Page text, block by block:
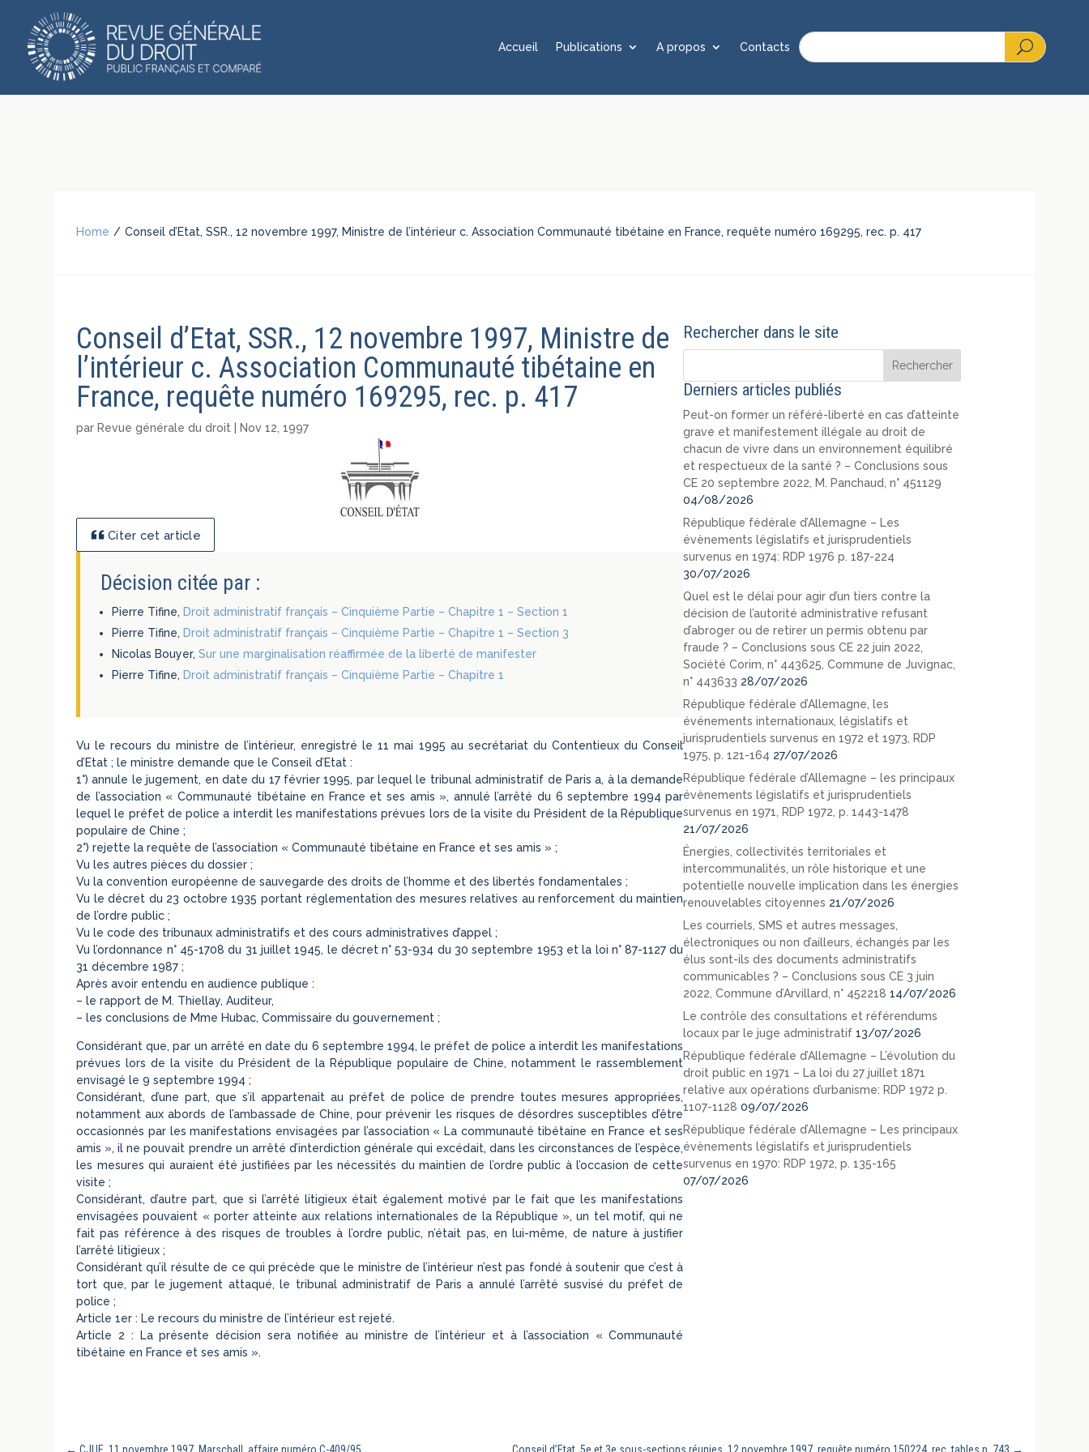
Accueil Publications A propos Contacts
Home / Conseil d’Etat, SSR., 12 novembre 1997, Ministre de l’intérieur c. Association Communauté tibétaine en France, requête numéro 169295, rec. p. 417
Conseil d’Etat, SSR., 12 novembre 1997, Ministre de
l’intérieur c. Association Communauté tibétaine en
France, requête numéro 169295, rec. p. 417
par Revue générale du droit Nov 12, 1997
Citer cet article
Décision citée par :
Pierre Tifine, Droit administratif français – Cinquième Partie – Chapitre 1 – Section 1
Pierre Tifine, Droit administratif français – Cinquième Partie – Chapitre 1 – Section 3
Nicolas Bouyer,Sur une marginalisation réaffirmée de la liberté de manifester
Pierre Tifine, Droit administratif français – Cinquième Partie – Chapitre 1
Vu le recours du ministre de l’intérieur, enregistré le 11 mai 1995 au secrétariat du Contentieux du Conseil
d’Etat ; le ministre demande que le Conseil d’Etat :
1°) annule le jugement, en date du 17 février 1995, par lequel le tribunal administratif de Paris a, à la demande
de l’association « Communauté tibétaine en France et ses amis », annulé l’arrêté du 6 septembre 1994 par
lequel le préfet de police a interdit les manifestations prévues lors de la visite du Président de la République
populaire de Chine ;
2°) rejette la requête de l’association « Communauté tibétaine en France et ses amis » ;
Vu les autres pièces du dossier ;
Vu la convention européenne de sauvegarde des droits de l’homme et des libertés fondamentales ;
Vu le décret du 23 octobre 1935 portant réglementation des mesures relatives au renforcement du maintien
de l’ordre public ;
Vu le code des tribunaux administratifs et des cours administratives d’appel ;
Vu l’ordonnance n° 45-1708 du 31 juillet 1945, le décret n° 53-934 du 30 septembre 1953 et la loi n° 87-1127 du
31 décembre 1987 ;
Après avoir entendu en audience publique :
– le rapport de M. Thiellay, Auditeur,
– les conclusions de Mme Hubac, Commissaire du gouvernement ;
Considérant que, par un arrêté en date du 6 septembre 1994, le préfet de police a interdit les manifestations
prévues lors de la visite du Président de la République populaire de Chine, notamment le rassemblement
envisagé le 9 septembre 1994 ;
Considérant, d’une part, que s’il appartenait au préfet de police de prendre toutes mesures appropriées,
notamment aux abords de l’ambassade de Chine, pour prévenir les risques de désordres susceptibles d’être
occasionnés par les manifestations envisagées par l’association « La communauté tibétaine en France et ses
amis », il ne pouvait prendre un arrêté d’interdiction générale qui excédait, dans les circonstances de l’espèce,
les mesures qui auraient été justifiées par les nécessités du maintien de l’ordre public à l’occasion de cette
visite ;
Considérant, d’autre part, que si l’arrêté litigieux était également motivé par le fait que les manifestations
envisagées pouvaient « porter atteinte aux relations internationales de la République », un tel motif, qui ne
fait pas référence à des risques de troubles à l’ordre public, n’était pas, en lui-même, de nature à justifier
l’arrêté litigieux ;
Considérant qu’il résulte de ce qui précède que le ministre de l’intérieur n’est pas fondé à soutenir que c’est à
tort que, par le jugement attaqué, le tribunal administratif de Paris a annulé l’arrêté susvisé du préfet de
police ;
Article 1er : Le recours du ministre de l’intérieur est rejeté.
Article 2 : La présente décision sera notifiée au ministre de l’intérieur et à l’association « Communauté
tibétaine en France et ses amis ».
Rechercher dans le site
Derniers articles publiés
Peut-on former un référé-liberté en cas d’atteinte
grave et manifestement illégale au droit de
chacun de vivre dans un environnement équilibré
et respectueux de la santé ? – Conclusions sous
CE 20 septembre 2022, M. Panchaud, n° 451129
04/08/2026
République fédérale d’Allemagne – Les
évènements législatifs et jurisprudentiels
survenus en 1974: RDP 1976 p. 187-224
30/07/2026
Quel est le délai pour agir d’un tiers contre la
décision de l’autorité administrative refusant
d’abroger ou de retirer un permis obtenu par
fraude ? – Conclusions sous CE 22 juin 2022,
Société Corim, n° 443625, Commune de Juvignac,
n° 443633 28/07/2026
République fédérale d’Allemagne, les
événements internationaux, législatifs et
jurisprudentiels survenus en 1972 et 1973, RDP
1975, p. 121-164 27/07/2026
République fédérale d’Allemagne – les principaux
évènements législatifs et jurisprudentiels
survenus en 1971, RDP 1972, p. 1443-1478
21/07/2026
Énergies, collectivités territoriales et
intercommunalités, un rôle historique et une
potentielle nouvelle implication dans les énergies
renouvelables citoyennes 21/07/2026
Les courriels, SMS et autres messages,
électroniques ou non d’ailleurs, échangés par les
élus sont-ils des documents administratifs
communicables ? – Conclusions sous CE 3 juin
2022, Commune d’Arvillard, n° 452218 14/07/2026
Le contrôle des consultations et référendums
locaux par le juge administratif 13/07/2026
République fédérale d’Allemagne – L’évolution du
droit public en 1971 – La loi du 27 juillet 1871
relative aux opérations d’urbanisme: RDP 1972 p.
1107-1128 09/07/2026
République fédérale d’Allemagne – Les principaux
évènements législatifs et jurisprudentiels
survenus en 1970: RDP 1972, p. 135-165
07/07/2026